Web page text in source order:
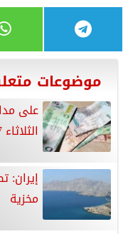
موضوعات
على
الثلاثاء 7 يوليو 2026
إيران:
مخزية